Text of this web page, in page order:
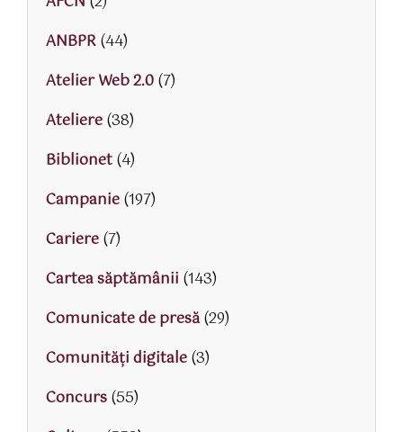
ANBPR(44)
Atelier Web 2.0(7)
Ateliere(38)
Biblionet(4)
Campanie(197)
Cariere(7)
Cartea săptămânii (143)
Comunicate de presă(29)
Comunități digitale(3)
Concurs(55)